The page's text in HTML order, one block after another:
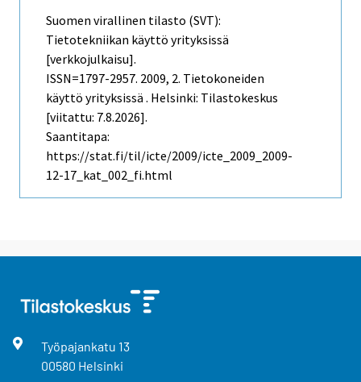
Suomen virallinen tilasto (SVT):
Tietotekniikan käyttö yrityksissä
[verkkojulkaisu].
ISSN=1797-2957. 2009, 2. Tietokoneiden
käyttö yrityksissä . Helsinki: Tilastokeskus
[viitattu: 7.8.2026].
Saantitapa:
https://stat.fi/til/icte/2009/icte_2009_2009-
12-17_kat_002_fi.html
Työpajankatu 13
00580 Helsinki